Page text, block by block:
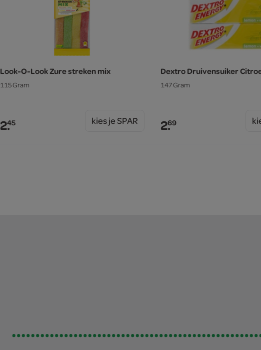
Look-O-Look Zure streken mix
115 Gram
2.45 kies je SPAR
Dextro Druivensuiker
147 Gram
2.69